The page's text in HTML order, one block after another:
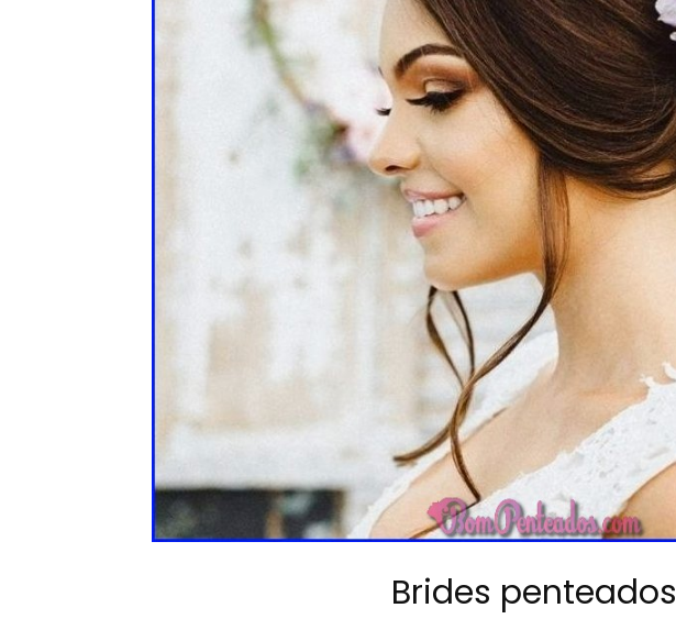
Brides penteados